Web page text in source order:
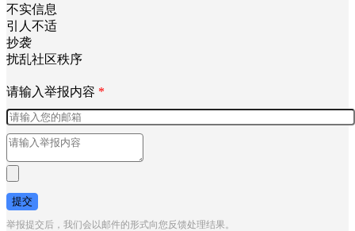
不实信息
引人不适
抄袭
扰乱社区秩序
请输入举报内容 *
提交
举报提交后，我们会以邮件的形式向您反馈处理结果。